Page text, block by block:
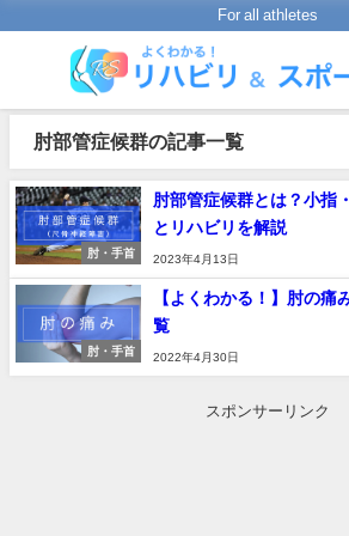
For all athletes
肘部管症候群の記事一覧
肘・手首
肘部管症候群とは？小指
とリハビリを解説
2023年4月13日
肘・手首
【よくわかる！】肘の痛
覧
2022年4月30日
スポンサーリンク